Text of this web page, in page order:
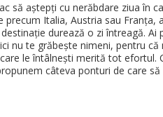
să aștepți cu nerăbdare ziua în
Italia, Austria sau Franța,
durează o zi întreagă. Ai
nu te grăbește nimeni, pentru
le întâlnești merită tot efortul.
câteva ponturi de care